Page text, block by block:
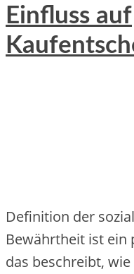
Einfluss auf
Definition d‬er
Bewährtheit i‬st e‬in
d‬as beschreibt,